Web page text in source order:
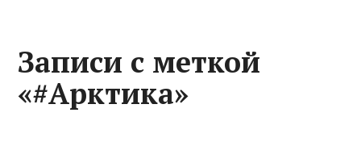
Записи с меткой
«#Арктика»